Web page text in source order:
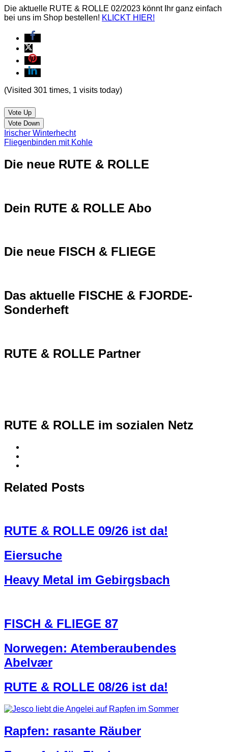
Die aktuelle RUTE & ROLLE 02/2023 könnt Ihr ganz einfach
bei uns im Shop bestellen! KLICKT HIER!
(Visited 301 times, 1 visits today)
Vote Up
Vote Down
Irischer Winterhecht
Fliegenbinden mit Kohle
Die neue RUTE & ROLLE
Dein RUTE & ROLLE Abo
Die neue FISCH & FLIEGE
Das aktuelle FISCHE & FJORDE-
Sonderheft
RUTE & ROLLE Partner
RUTE & ROLLE im sozialen Netz
Related Posts
RUTE & ROLLE 09/26 ist da!
Eiersuche
Heavy Metal im Gebirgsbach
FISCH & FLIEGE 87
Norwegen: Atemberaubendes
Abelvær
RUTE & ROLLE 08/26 ist da!
Rapfen: rasante Räuber